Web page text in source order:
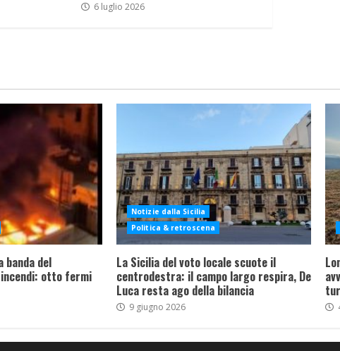
6 luglio 2026
banda del
otto fermi
Notizie dalla Sicilia
Politica & retroscena
La Sicilia del voto locale scuote il
centrodestra: il campo largo respira, De
Luca resta ago della bilancia
9 giugno 2026